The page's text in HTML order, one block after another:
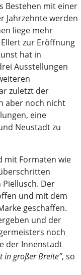
Bestehen mit einer
Jahrzehnte werden
liege mehr
zur Eröffnung
hat in
Ausstellungen
zuletzt der
aber noch nicht
eine
Neustadt zu
mit Formaten wie
Der
und mit dem
geschaffen.
und der
noch
der Innenstadt
in großer Breite”, so